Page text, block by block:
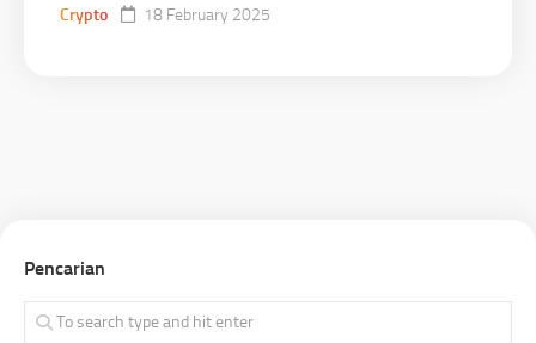
Crypto 18 February 2025
Pencarian